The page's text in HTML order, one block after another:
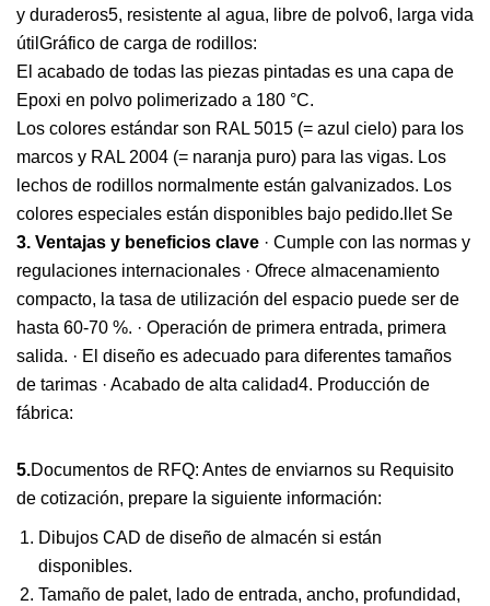
y duraderos5, resistente al agua, libre de polvo6, larga vida
útilGráfico de carga de rodillos:
El acabado de todas las piezas pintadas es una capa de
Epoxi en polvo polimerizado a 180 °C.
Los colores estándar son RAL 5015 (= azul cielo) para los
marcos y RAL 2004 (= naranja puro) para las vigas. Los
lechos de rodillos normalmente están galvanizados. Los
colores especiales están disponibles bajo pedido.llet Se
3. Ventajas y beneficios clave · Cumple con las normas y
regulaciones internacionales · Ofrece almacenamiento
compacto, la tasa de utilización del espacio puede ser de
hasta 60-70 %. · Operación de primera entrada, primera
salida. · El diseño es adecuado para diferentes tamaños
de tarimas · Acabado de alta calidad4. Producción de
fábrica:
5.Documentos de RFQ: Antes de enviarnos su Requisito
de cotización, prepare la siguiente información:
Dibujos CAD de diseño de almacén si están
disponibles.
Tamaño de palet, lado de entrada, ancho, profundidad,